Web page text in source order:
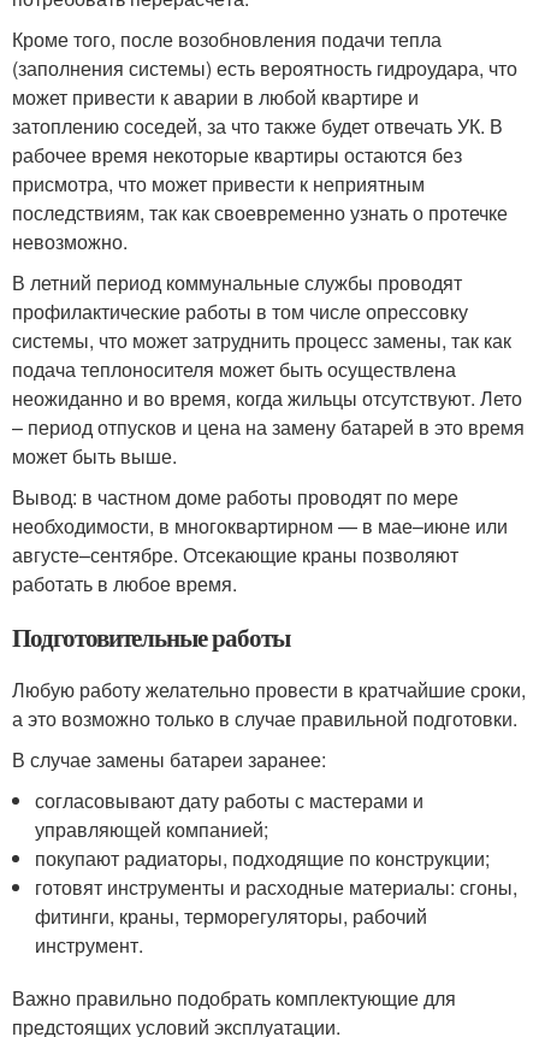
Кроме того, после возобновления подачи тепла
(заполнения системы) есть вероятность гидроудара, что
может привести к аварии в любой квартире и
затоплению соседей, за что также будет отвечать УК. В
рабочее время некоторые квартиры остаются без
присмотра, что может привести к неприятным
последствиям, так как своевременно узнать о протечке
невозможно.
В летний период коммунальные службы проводят
профилактические работы в том числе опрессовку
системы, что может затруднить процесс замены, так как
подача теплоносителя может быть осуществлена
неожиданно и во время, когда жильцы отсутствуют. Лето
– период отпусков и цена на замену батарей в это время
может быть выше.
Вывод: в частном доме работы проводят по мере
необходимости, в многоквартирном — в мае–июне или
августе–сентябре. Отсекающие краны позволяют
работать в любое время.
Подготовительные работы
Любую работу желательно провести в кратчайшие сроки,
а это возможно только в случае правильной подготовки.
В случае замены батареи заранее:
согласовывают дату работы с мастерами и
управляющей компанией;
покупают радиаторы, подходящие по конструкции;
готовят инструменты и расходные материалы: сгоны,
фитинги, краны, терморегуляторы, рабочий
инструмент.
Важно правильно подобрать комплектующие для
предстоящих условий эксплуатации.